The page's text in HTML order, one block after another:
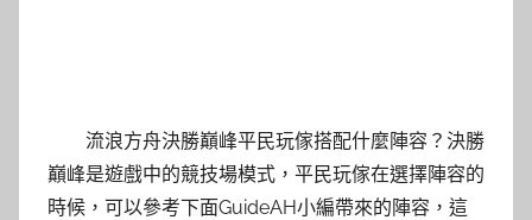
流浪方舟決勝巔峰平民玩傢搭配什麼陣容？決勝
巔峰是遊戲中的競技場模式，平民玩傢在選擇陣容的
時候，可以參考下面GuideAH小編帶來的陣容，這